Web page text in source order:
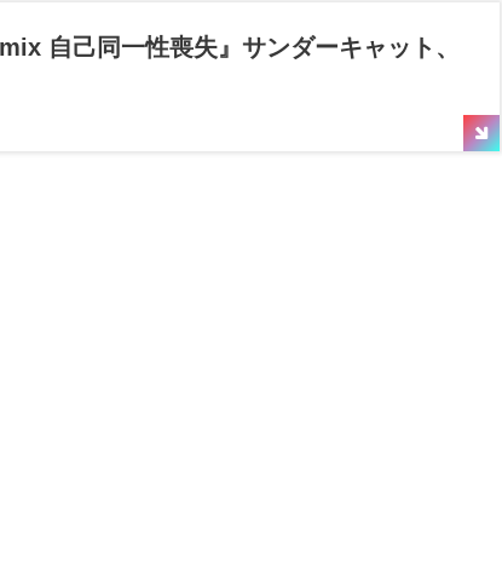
自己同一性喪失』サンダーキャット、